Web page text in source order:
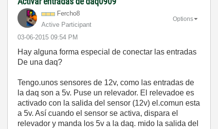
Fercho8
Active Participant
‎03-06-2015 09:54 PM
Options
Hay alguna forma especial de conectar las entradas
De una daq?
Tengo.unos sensores de 12v, como las entradas de
la daq son a 5v. Puse un relevador. El relevadoe es
activado con la salida del sensor (12v) el.comun esta
a 5v. Así cuando el sensor se activa, dispara el
relevador y manda los 5v a la daq. mido la salida del